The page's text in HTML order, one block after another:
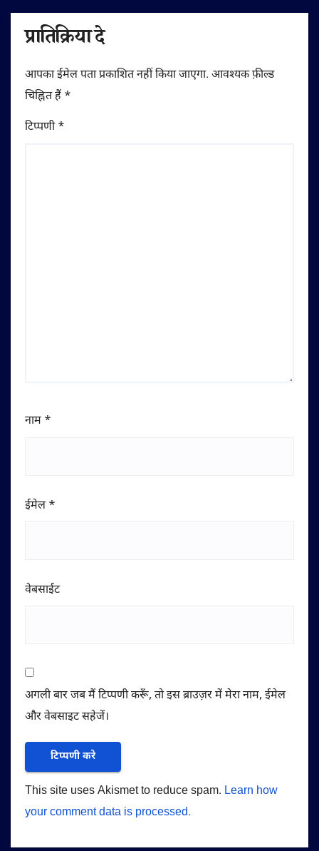
प्रातिक्रिया दे
आपका ईमेल पता प्रकाशित नहीं किया जाएगा. आवश्यक फ़ील्ड
चिह्नित हैं *
टिप्पणी*
नाम *
ईमेल *
वेबसाईट
अगली बार जब मैं टिप्पणी करूँ, तो इस ब्राउज़र में मेरा नाम, ईमेल
और वेबसाइट सहेजें।
This site uses Akismet to reduce spam. Learn how
your comment data is processed.